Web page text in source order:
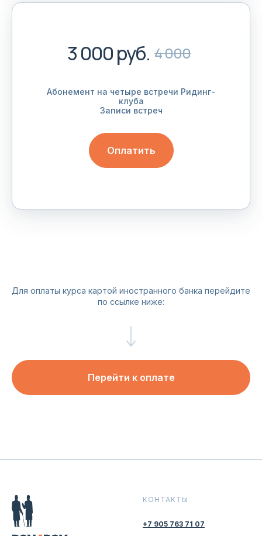
3 000 руб. 4 000
Абонемент на четыре встречи Ридинг-
клуба
Записи встреч
Оплатить
Для оплаты курса картой иностранного банка перейдите
по ссылке ниже:
Перейти к оплате
КОНТАКТЫ
+7 905 763 71 07